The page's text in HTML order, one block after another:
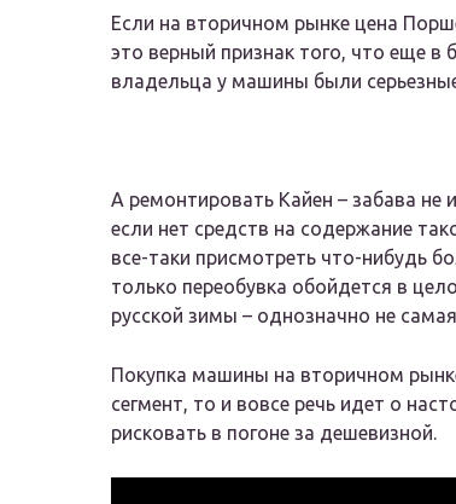
Если на вторичном рынке цена
это верный признак того, что еще в
владельца у машины были
А ремонтировать Кайен – забава
если нет средств на содержание
все-таки присмотреть что-нибудь
только переобувка обойдется в
русской зимы – однозначно не
Покупка машины на вторичном
сегмент, то и вовсе речь идет о
рисковать в погоне за дешевизной.